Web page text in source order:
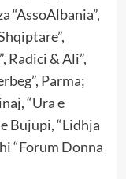
“AssoAlbania”,
Radici & Ali”,
Parma;
“Ura e
Bujupi, “Lidhja
“Forum Donna